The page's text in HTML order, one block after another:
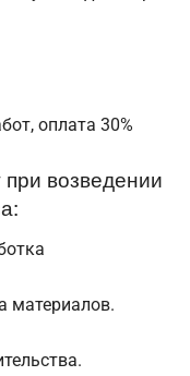
оплата 30%
возведении
материалов.